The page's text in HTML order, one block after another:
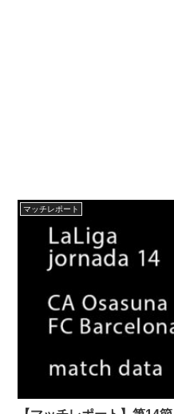
マッチレポート